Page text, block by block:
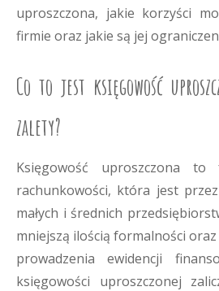
uproszczona, jakie korzyści
firmie oraz jakie są jej
Co to jest księgowość
zalety?
Księgowość uproszczona to
rachunkowości, która jest
małych i średnich
mniejszą ilością formalności
prowadzenia ewidencji
księgowości uproszczonej